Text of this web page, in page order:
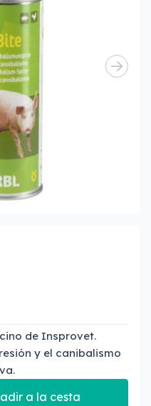
de Insprovet.
y el canibalismo
a la cesta